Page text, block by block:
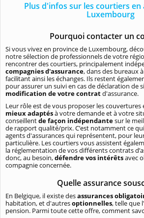
Plus d'infos sur les courtiers en
Luxembourg
Pourquoi contacter un
Si vous vivez en province de Luxembourg,
notre sélection de professionnels de votre
rencontrer des courtiers, principalement
compagnies d'assurance, dans des bureaux
facilitant ainsi les échanges. Ils restent
pour assurer un suivi en cas de déclaration de
modification de votre contratd'assurance.
Leur rôle est de vous proposer les couvertures
mieux adaptésà votre demande et à votre
conseillentde façon indépendantesur le
de rapport qualité/prix. C’est notamment ce
agents d'assurances qui représentent, pour
particulière. Les courtiers vous assistent
la réglementation de vos différents contrats
donc, au besoin,défendre vos intérêtsavec
compagnie concernée.
Quelle assurance
En Belgique, il existe desassurances
habitation, et d'autresoptionnelles, telle que
pension. Parmi toute cette offre, comment